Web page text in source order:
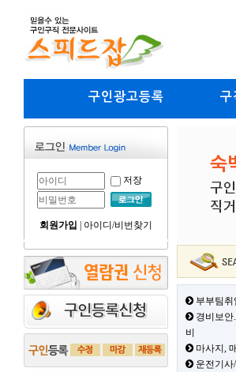
구인광고등록 구
저장
회원가입 아이디/비번찾기
부부팀취
경비보안
비
마사지,
운전기사